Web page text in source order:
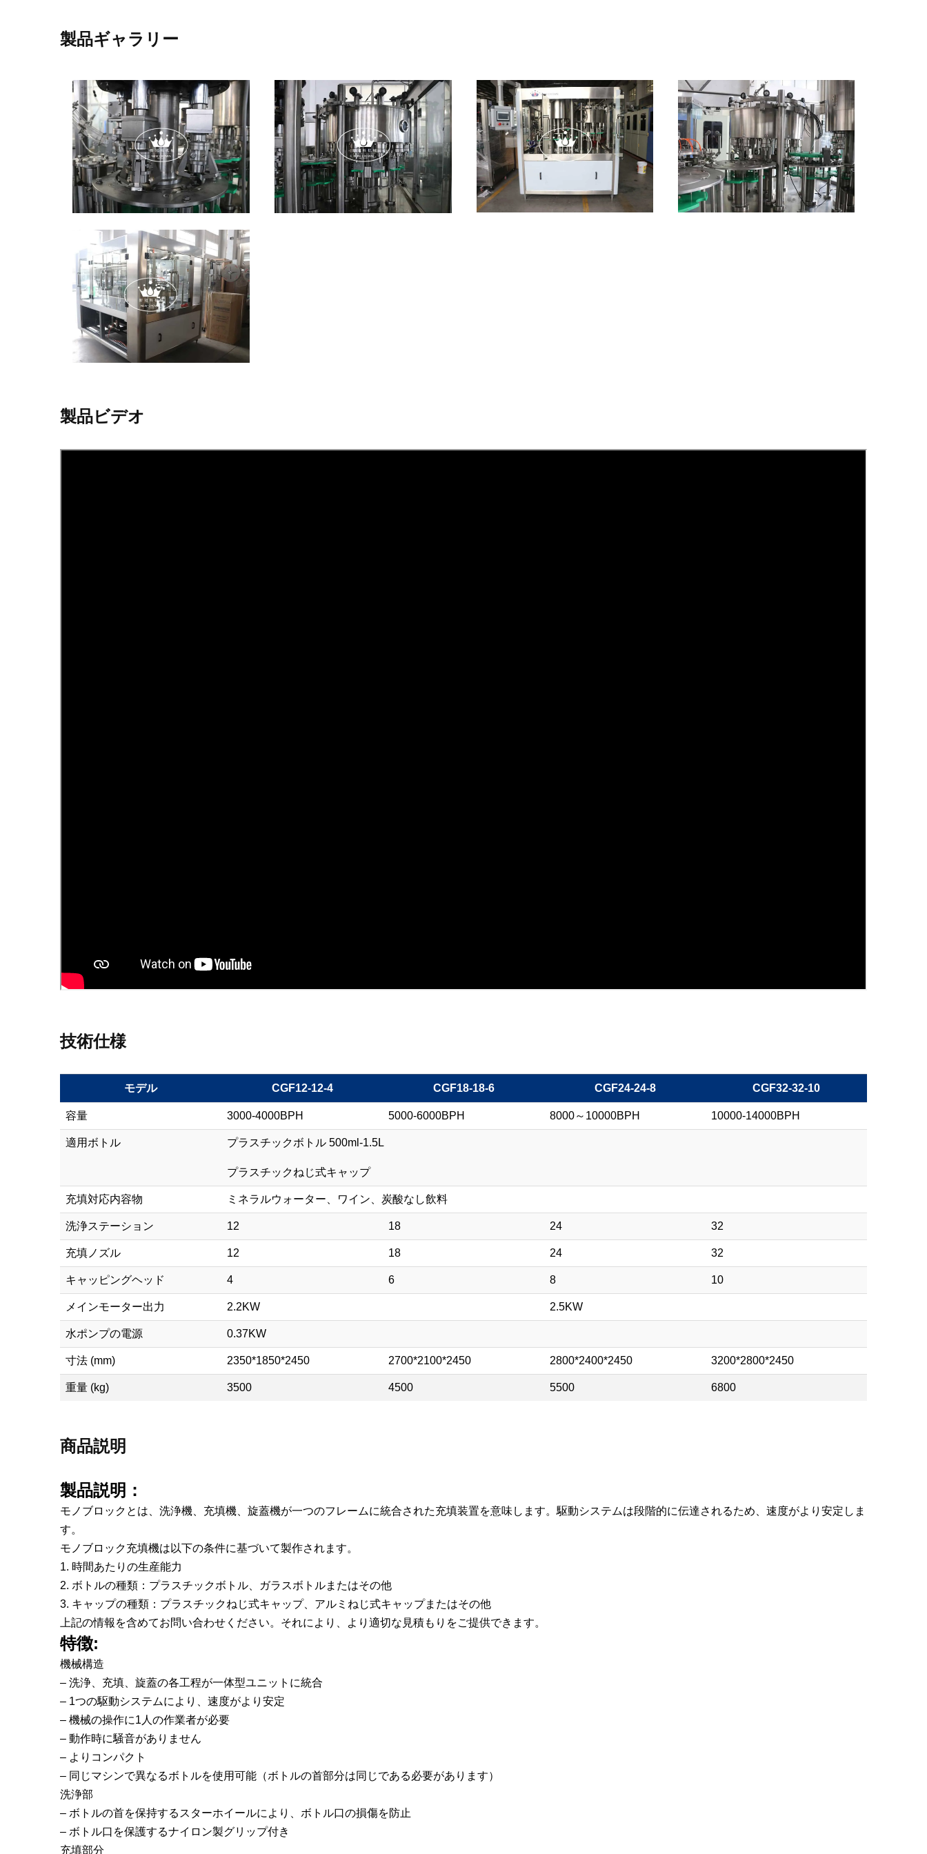
製品ギャラリー
製品ビデオ
技術仕様
モデル CGF12-12-4 CGF18-18-6 CGF24-24-8 CGF32-32-10
容量 3000-4000BPH 5000-6000BPH 8000～10000BPH 10000-14000BPH
適用ボトル プラスチックボトル 500ml-1.5L
プラスチックねじ式キャップ
充填対応内容物 ミネラルウォーター、ワイン、炭酸なし飲料
洗浄ステーション 12 18 24 32
充填ノズル 12 18 24 32
キャッピングヘッド 4 6 8 10
メインモーター出力 2.2KW 2.5KW
水ポンプの電源 0.37KW
寸法 (mm) 2350*1850*2450 2700*2100*2450 2800*2400*2450 3200*2800*2450
重量 (kg) 3500 4500 5500 6800
商品説明
製品説明：
モノブロックとは、洗浄機、充填機、旋蓋機が一つのフレームに統合された充填装置を意味します。駆動システムは段階的に伝達されるため、速度がより安定しま
す。
モノブロック充填機は以下の条件に基づいて製作されます。
1. 時間あたりの生産能力
2. ボトルの種類：プラスチックボトル、ガラスボトルまたはその他
3. キャップの種類：プラスチックねじ式キャップ、アルミねじ式キャップまたはその他
上記の情報を含めてお問い合わせください。それにより、より適切な見積もりをご提供できます。
特徴:
機械構造
– 洗浄、充填、旋蓋の各工程が一体型ユニットに統合
– 1つの駆動システムにより、速度がより安定
– 機械の操作に1人の作業者が必要
– 動作時に騒音がありません
– よりコンパクト
– 同じマシンで異なるボトルを使用可能（ボトルの首部分は同じである必要があります）
洗浄部
– ボトルの首を保持するスターホイールにより、ボトル口の損傷を防止
– ボトル口を保護するナイロン製グリップ付き
充填部分